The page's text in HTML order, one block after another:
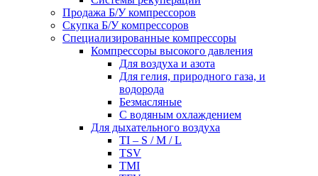
Продажа Б/У компрессоров
Скупка Б/У компрессоров
Специализированные компрессоры
Компрессоры высокого давления
Для воздуха и азота
Для гелия, природного газа, и
водорода
Безмасляные
С водяным охлаждением
Для дыхательного воздуха
TI – S / M / L
TSV
TMI